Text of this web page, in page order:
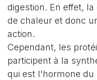
digestion. En effet,
de chaleur et donc
action.
Cependant, les
participent à la
qui est l'hormone du